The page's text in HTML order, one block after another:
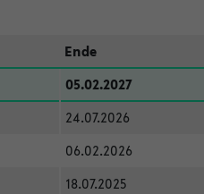
Ende
05.02.2027
24.07.2026
06.02.2026
18.07.2025